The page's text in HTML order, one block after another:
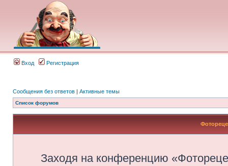
Вход Регистрация
Сообщения без ответов | Активные темы
Список форумов
Заходя на конференцию